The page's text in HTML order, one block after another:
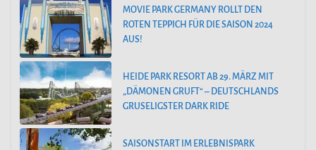
MOVIE PARK GERMANY ROLLT DEN
ROTEN TEPPICH FÜR DIE SAISON 2024
AUS!
HEIDE PARK RESORT AB 29. MÄRZ MIT
„DÄMONEN GRUFT“ – DEUTSCHLANDS
GRUSELIGSTER DARK RIDE
SAISONSTART IM ERLEBNISPARK